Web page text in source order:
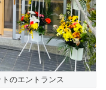
のエントランス